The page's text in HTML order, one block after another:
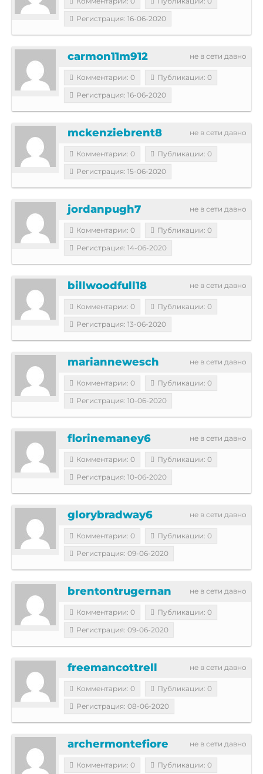
Регистрация: 16-06-2020
не в сети давно
carmon11m912
Комментарии: 0
Публикации: 0
Регистрация: 16-06-2020
не в сети давно
mckenziebrent8
Комментарии: 0
Публикации: 0
Регистрация: 15-06-2020
не в сети давно
jordanpugh7
Комментарии: 0
Публикации: 0
Регистрация: 14-06-2020
не в сети давно
billwoodfull18
Комментарии: 0
Публикации: 0
Регистрация: 13-06-2020
не в сети давно
mariannewesch
Комментарии: 0
Публикации: 0
Регистрация: 10-06-2020
не в сети давно
florinemaney6
Комментарии: 0
Публикации: 0
Регистрация: 10-06-2020
не в сети давно
glorybradway6
Комментарии: 0
Публикации: 0
Регистрация: 09-06-2020
не в сети давно
brentontrugernan
Комментарии: 0
Публикации: 0
Регистрация: 09-06-2020
не в сети давно
freemancottrell
Комментарии: 0
Публикации: 0
Регистрация: 08-06-2020
не в сети давно
archermontefiore
Комментарии: 0
Публикации: 0